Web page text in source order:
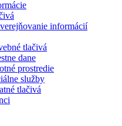
informácií
tlačivá
dane
prostredie
služby
tlačivá